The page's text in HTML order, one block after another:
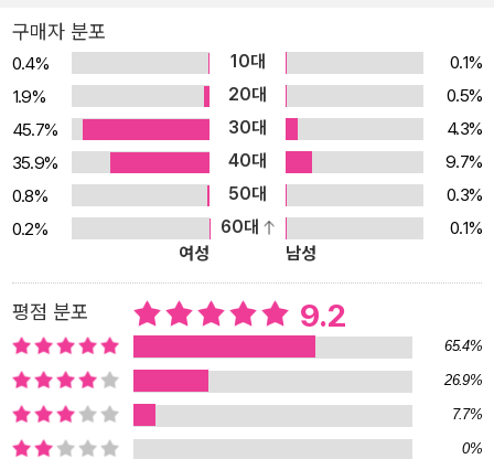
기 쓰기 싫은 날 PASS 스티커를 붙이면 그냥 넘어갈 수 있도록 하여,
아이들의 글쓰기 부담을 줄여 주는 재미있는 제안 또한 흥미롭습니
다. 1. 창의적인 생각을 끌어내기 위한 재미있고 다양한 365개의 주
제를 제시합니다. 날마다 365개의 새로운 주제들을 제시해 무엇을
써야할지 막막한 아이들의 글쓰기 부담을 덜어 줍니다. 날씨, 계절, 요
리, 영화, 동물, 컴퓨터, 책 등 아이들의 관심을 가질 수 있는 다양하고
재미있는 주제들로 가득합니다. 2. 매일매일 쓰는 일기를 통해 자연
스레 글 쓰는 습관을 길러 줍니다. 글쓰기 실력을 높이는 데는 일기 쓰
는 습관을 들이는 것만큼 중요한 것은 없습니다. 특히 논술의 중요도
가 더욱 강조되고 있는 지금, 논술의 기초가 되는 일기 쓰기를 통해 실
력을 키울 수 있습니다. 3. 다양한 형식을 통해 글쓰기에 흥미를 가질
수 있습니다. 일기의 형식을 다양하게 써 보는 것은 아이들이 글쓰기
에 흥미를 갖게 하는 큰 요소입니다. 선생님, 친구, 작가에게 자신의
마음을 전하는 편지 일기, 제시된 동시를 감상하고 같은 형식으로 써
구매자 분포
0.4% 10대
0.1%
1.9%
20대
0.5%
45.7%
30대
4.3%
35.9%
40대
9.7%
0.8%
50대
0.3%
0.2%
60대
0.1%
여성
남성
평점 분포 9.2
65.4%
26.9%
7.7%
0%